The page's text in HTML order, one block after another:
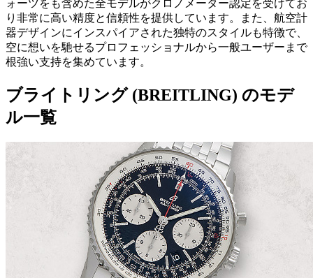
ォーツをも含めた全モデルがクロノメーター認定を受けてお
り非常に高い精度と信頼性を提供しています。また、航空計
器デザインにインスパイアされた独特のスタイルも特徴で、
空に想いを馳せるプロフェッショナルから一般ユーザーまで
根強い支持を集めています。
ブライトリング (BREITLING) のモデ
ル一覧